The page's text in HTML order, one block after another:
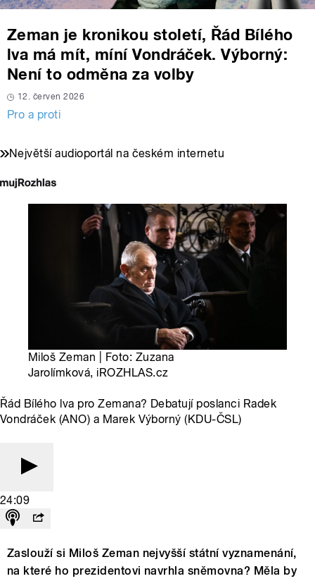
Zeman je kronikou století, Řád Bílého
lva má mít, míní Vondráček. Výborný:
Není to odměna za volby
12. červen 2026
Pro a proti
Největší audioportál na českém internetu
Miloš Zeman | Foto: Zuzana
Jarolímková, iROZHLAS.cz
Řád Bílého lva pro Zemana? Debatují poslanci Radek
Vondráček (ANO) a Marek Výborný (KDU-ČSL)
24:09
Zaslouží si Miloš Zeman nejvyšší státní vyznamenání,
na které ho prezidentovi navrhla sněmovna? Měla by